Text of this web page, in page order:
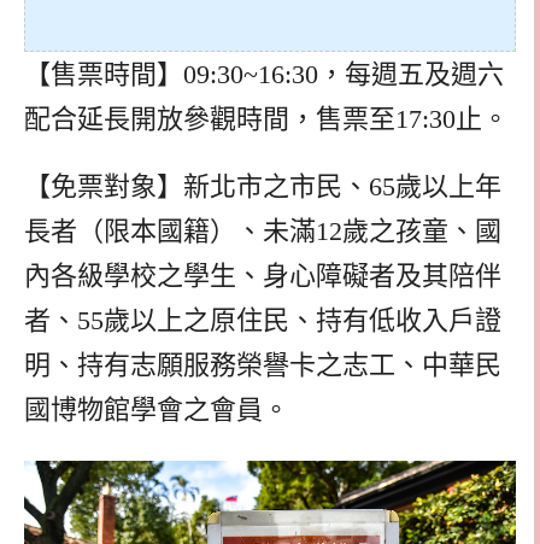
【售票時間】09:30~16:30，每週五及週六
配合延長開放參觀時間，售票至17:30止。
【免票對象】新北市之市民、65歲以上年
長者（限本國籍）、未滿12歲之孩童、國
內各級學校之學生、身心障礙者及其陪伴
者、55歲以上之原住民、持有低收入戶證
明、持有志願服務榮譽卡之志工、中華民
國博物館學會之會員。